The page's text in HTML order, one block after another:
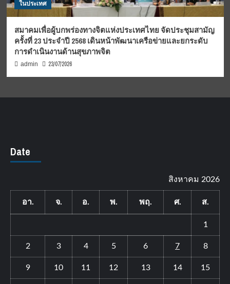
ในประเทศ
สมาคมเพื่อผู้บกพร่องทางจิตแห่งประเทศไทย จัดประชุมสามัญ
ครั้งที่ 23 ประจำปี 2568 เดินหน้าพัฒนาเครือข่ายและยกระดับ
การดำเนินงานด้านสุขภาพจิต
admin 23/07/2026
Date
สิงหาคม 2026
อา. จ. อ. พ. พฤ. ศ. ส.
1
2 3 4 5 6 7 8
9 10 11 12 13 14 15